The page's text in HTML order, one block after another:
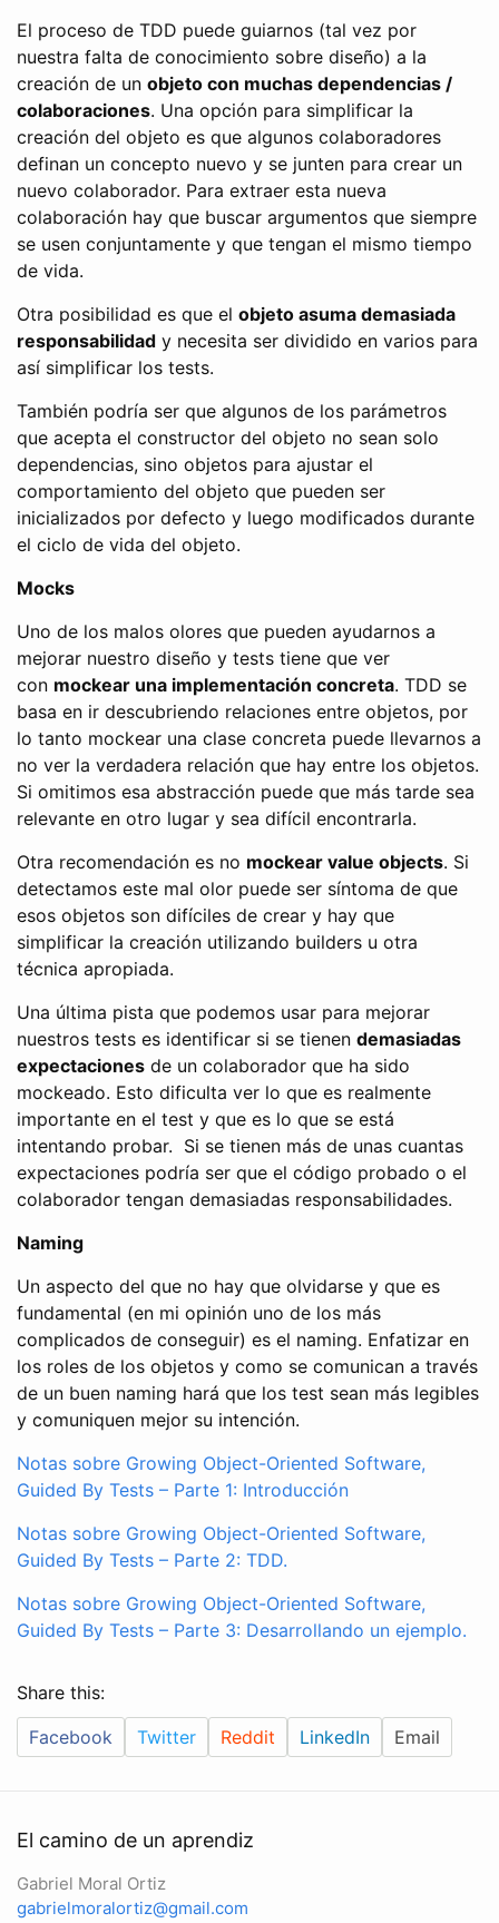
El proceso de TDD puede guiarnos (tal vez por
nuestra falta de conocimiento sobre diseño) a la
creación de un objeto con muchas dependencias /
colaboraciones. Una opción para simplificar la
creación del objeto es que algunos colaboradores
definan un concepto nuevo y se junten para crear un
nuevo colaborador. Para extraer esta nueva
colaboración hay que buscar argumentos que siempre
se usen conjuntamente y que tengan el mismo tiempo
de vida.
Otra posibilidad es que el objeto asuma demasiada
responsabilidad y necesita ser dividido en varios para
así simplificar los tests.
También podría ser que algunos de los parámetros
que acepta el constructor del objeto no sean solo
dependencias, sino objetos para ajustar el
comportamiento del objeto que pueden ser
inicializados por defecto y luego modificados durante
el ciclo de vida del objeto.
Mocks
Uno de los malos olores que pueden ayudarnos a
mejorar nuestro diseño y tests tiene que ver
con mockear una implementación concreta. TDD se
basa en ir descubriendo relaciones entre objetos, por
lo tanto mockear una clase concreta puede llevarnos a
no ver la verdadera relación que hay entre los objetos.
Si omitimos esa abstracción puede que más tarde sea
relevante en otro lugar y sea difícil encontrarla.
Otra recomendación es no mockear value objects. Si
detectamos este mal olor puede ser síntoma de que
esos objetos son difíciles de crear y hay que
simplificar la creación utilizando builders u otra
técnica apropiada.
Una última pista que podemos usar para mejorar
nuestros tests es identificar si se tienen demasiadas
expectaciones de un colaborador que ha sido
mockeado. Esto dificulta ver lo que es realmente
importante en el test y que es lo que se está
intentando probar. Si se tienen más de unas cuantas
expectaciones podría ser que el código probado o el
colaborador tengan demasiadas responsabilidades.
Naming
Un aspecto del que no hay que olvidarse y que es
fundamental (en mi opinión uno de los más
complicados de conseguir) es el naming. Enfatizar en
los roles de los objetos y como se comunican a través
de un buen naming hará que los test sean más legibles
y comuniquen mejor su intención.
Notas sobre Growing Object-Oriented Software,
Guided By Tests – Parte 1: Introducción
Notas sobre Growing Object-Oriented Software,
Guided By Tests – Parte 2: TDD.
Notas sobre Growing Object-Oriented Software,
Guided By Tests – Parte 3: Desarrollando un ejemplo.
Share this:
Facebook
Twitter Reddit LinkedIn Email
El camino de un aprendiz
Gabriel Moral Ortiz
gabrielmoralortiz@gmail.com